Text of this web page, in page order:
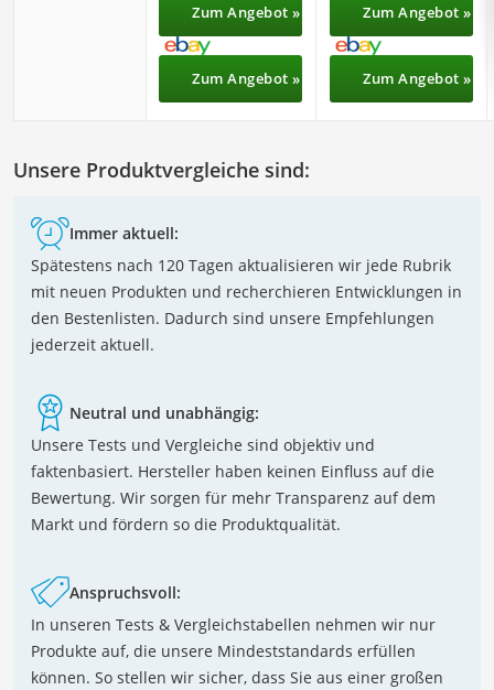
Zum Angebot »
Zum Angebot »
Zum Angebot »
Zum Angebot »
Unsere Produktvergleiche sind:
Immer aktuell:
Spätestens nach 120 Tagen aktualisieren wir jede Rubrik
mit neuen Produkten und recherchieren Entwicklungen in
den Bestenlisten. Dadurch sind unsere Empfehlungen
jederzeit aktuell.
Neutral und unabhängig:
Unsere Tests und Vergleiche sind objektiv und
faktenbasiert. Hersteller haben keinen Einfluss auf die
Bewertung. Wir sorgen für mehr Transparenz auf dem
Markt und fördern so die Produktqualität.
Anspruchsvoll:
In unseren Tests & Vergleichstabellen nehmen wir nur
Produkte auf, die unsere Mindeststandards erfüllen
können. So stellen wir sicher, dass Sie aus einer großen